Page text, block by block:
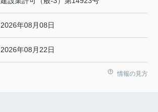
2026年08月08日
2026年08月22日
情報の見方